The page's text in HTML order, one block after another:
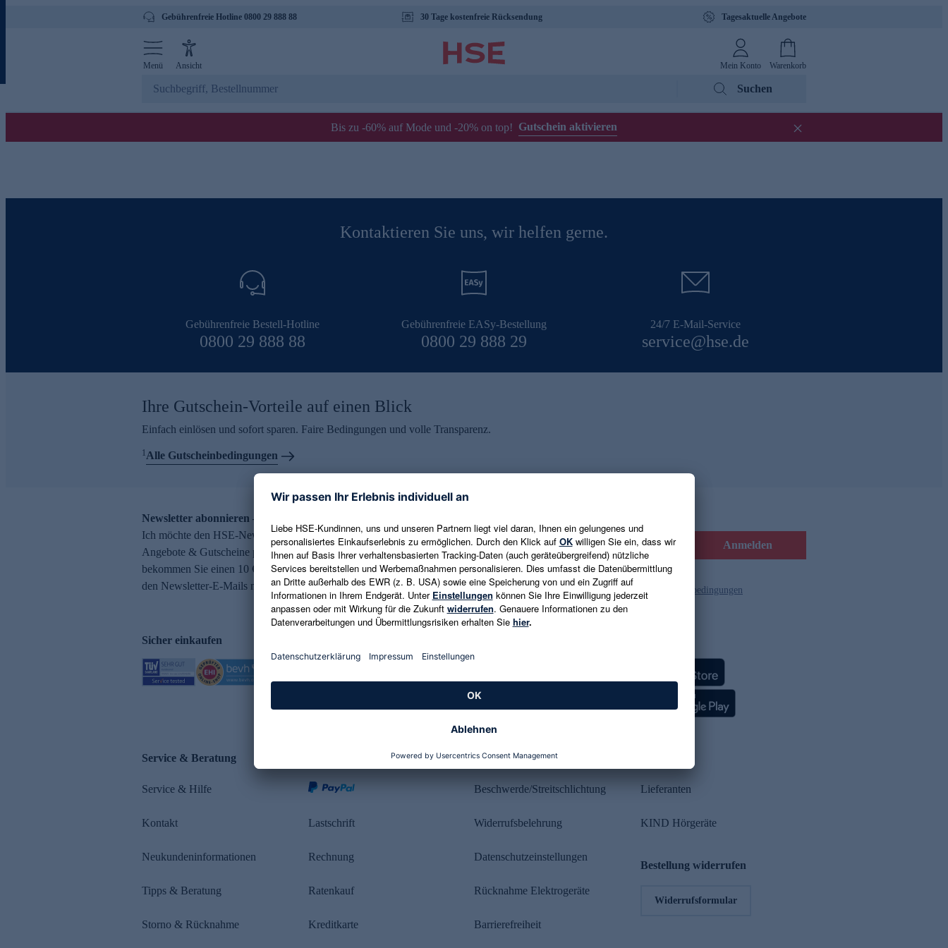
Gebührenfreie Hotline 0800 29 888 88 30 Tage kostenfreie Rücksendung Tagesaktuelle Angebote
Menü Ansicht Mein Konto Warenkorb
Suchen
Bis zu -60% auf Mode und -20% on top! Gutschein aktivieren
Kontaktieren Sie uns, wir helfen gerne.
Gebührenfreie Bestell-Hotline
0800 29 888 88
Gebührenfreie EASy-Bestellung
0800 29 888 29
24/7 E-Mail-Service
service@hse.de
Ihre Gutschein-Vorteile auf einen Blick
Einfach einlösen und sofort sparen. Faire Bedingungen und volle Transparenz.
1Alle Gutscheinbedingungen
Newsletter abonnieren – 10 € Gutschein erhalten
Ich möchte den HSE-Newsletter abonnieren und aktuelle Trends,
Angebote & Gutscheine per E-Mail erhalten. Als Dankeschön
bekommen Sie einen 10 € Gutschein. Eine Abmeldung ist jederzeit in
den Newsletter-E-Mails möglich.
E-Mail-Adresse eingeben Anmelden
Es gelten die Datenschutzrichtlinien und die Gutscheinbedingungen
Sicher einkaufen
Service & Beratung
Service & Hilfe
Kontakt
Neukundeninformationen
Tipps & Beratung
Storno & Rücknahme
Lastschrift
Rechnung
Ratenkauf
Kreditkarte
Rechtliches
Beschwerde/Streitschlichtung
Widerrufsbelehrung
Datenschutzeinstellungen
Rücknahme Elektrogeräte
Barrierefreiheit
Lieferanten
KIND Hörgeräte
Bestellung widerrufen
Widerrufsformular